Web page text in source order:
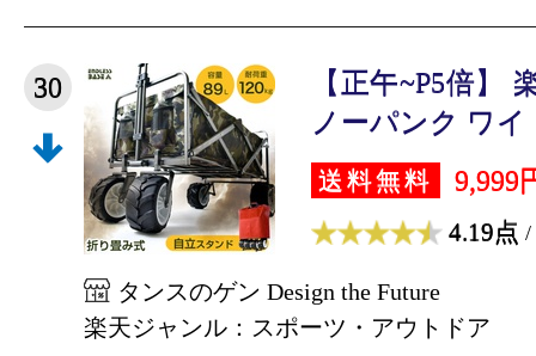
30
【正午~P5倍】
ノーパンク ワイ
送料無料 9,999
4.19点 /
タンスのゲン Design the Future
楽天ジャンル：スポーツ・アウトドア